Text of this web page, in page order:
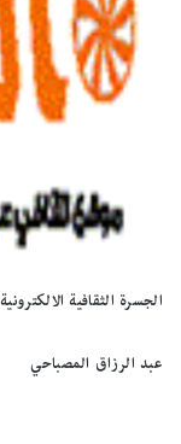
الجسرة الثقافية الالكترونية
عبد الرزاق المصباحي